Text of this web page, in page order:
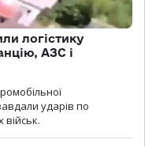
логістику
АЗС і
ударів по
військ.